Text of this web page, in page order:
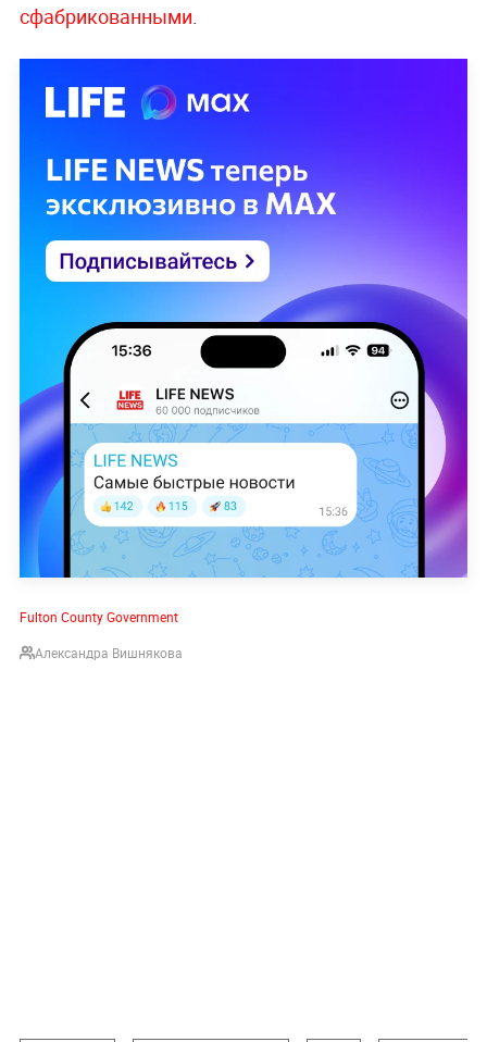
сфабрикованными
Fulton County Government
Александра Вишнякова